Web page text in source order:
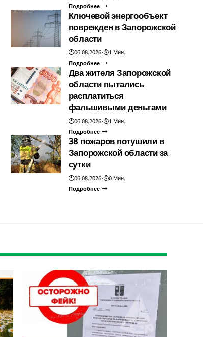
Подробнее
Ключевой энергообъект
поврежден в Запорожской
области
06.08.2026
1 Мин.
Подробнее
Два жителя Запорожской
области пытались
расплатиться
фальшивыми деньгами
06.08.2026
1 Мин.
Подробнее
38 пожаров потушили в
Запорожской области за
сутки
06.08.2026
0 Мин.
Подробнее